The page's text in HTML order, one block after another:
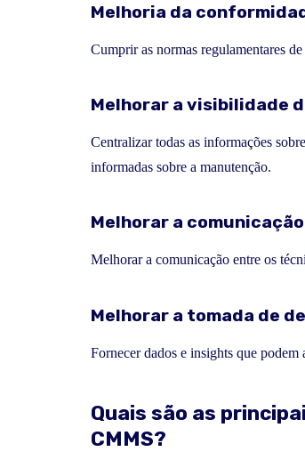
Melhoria da
Cumprir as normas regulamentares
Melhorar a visibilidade
Centralizar todas as informações
informadas sobre a manutenção.
Melhorar a comunicação
Melhorar a comunicação entre os
Melhorar a tomada de
Fornecer dados e insights que podem
Quais são as
CMMS?